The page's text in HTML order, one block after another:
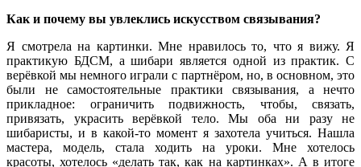
Как и почему вы увлеклись искусством связывания?
Я смотрела на картинки. Мне нравилось то, что я вижу. Я
практикую БДСМ, а шибари является одной из практик. С
верёвкой мы немного играли с партнёром, но, в основном, это
были не самостоятельные практики связывания, а нечто
прикладное: ограничить подвижность, чтобы, связать,
привязать, украсить верёвкой тело. Мы оба ни разу не
шибаристы, и в какой-то момент я захотела учиться. Нашла
мастера, модель, стала ходить на уроки. Мне хотелось
красоты, хотелось «делать так, как на картинках». А в итоге